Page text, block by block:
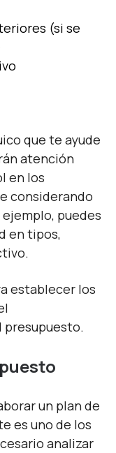
(si se
que te ayude
atención
en los
considerando
puedes
en tipos,
establecer los
un plan de
es uno de los
analizar